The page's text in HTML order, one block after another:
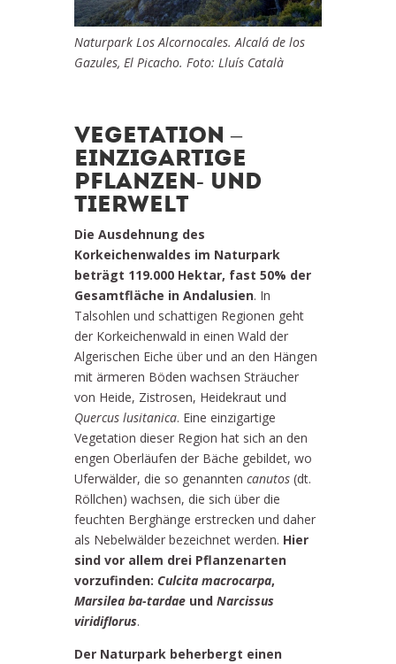
Naturpark Los Alcornocales. Alcalá de los
Gazules, El Picacho. Foto: Lluís Català
VEGETATION –
EINZIGARTIGE
PFLANZEN- UND
TIERWELT
Die Ausdehnung des
Korkeichenwaldes im Naturpark
beträgt 119.000 Hektar, fast 50% der
Gesamtfläche in Andalusien. In
Talsohlen und schattigen Regionen geht
der Korkeichenwald in einen Wald der
Algerischen Eiche über und an den Hängen
mit ärmeren Böden wachsen Sträucher
von Heide, Zistrosen, Heidekraut und
Quercus lusitanica. Eine einzigartige
Vegetation dieser Region hat sich an den
engen Oberläufen der Bäche gebildet, wo
Uferwälder, die so genannten canutos (dt.
Röllchen) wachsen, die sich über die
feuchten Berghänge erstrecken und daher
als Nebelwälder bezeichnet werden. Hier
sind vor allem drei Pflanzenarten
vorzufinden: Culcita macrocarpa,
Marsilea ba-tardae und Narcissus
viridiflorus.
Der Naturpark beherbergt einen